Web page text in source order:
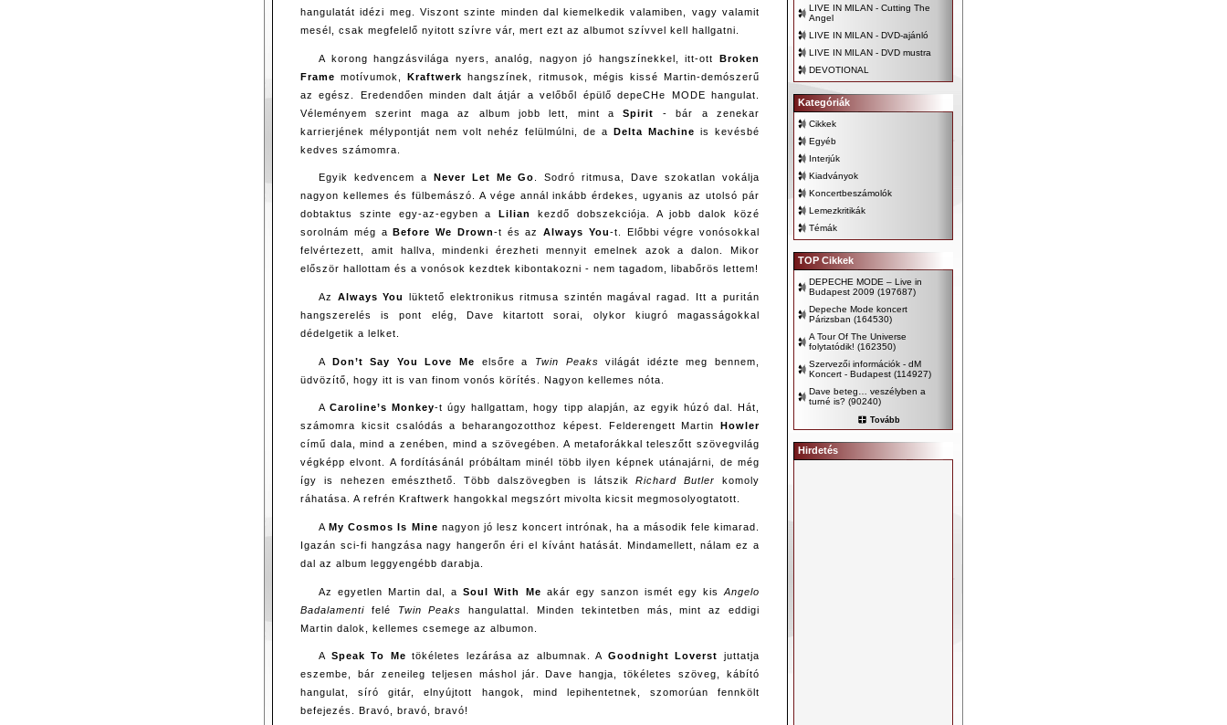
hangulatát idézi meg. Viszont szinte minden dal kiemelkedik valamiben, vagy valamit
mesél, csak megfelelő nyitott szívre vár, mert ezt az albumot szívvel kell hallgatni.
A korong hangzásvilága nyers, analóg, nagyon jó hangszínekkel, itt-ott Broken
Frame motívumok,Kraftwerk hangszínek, ritmusok, mégis kissé Martin-demószerű
az egész. Eredendően minden dalt átjár a velőből épülő depeCHe MODE hangulat.
Véleményem szerint maga az album jobb lett, mint aSpirit
- bár a zenekar
karrierjének mélypontját nem volt nehéz felülmúlni, de a Delta Machine is kevésbé
kedves számomra.
Egyik kedvencem a Never Let Me Go
. Sodró ritmusa, Dave szokatlan vokálja
nagyon kellemes és fülbemászó. A vége annál inkább érdekes, ugyanis az utolsó pár
dobtaktus szinte egy-az-egyben a
Lilian
kezdő dobszekciója. A jobb dalok közé
sorolnám még a
Before We Drown-t és az Always You-t. Előbbi végre vonósokkal
felvértezett, amit hallva, mindenki érezheti mennyit emelnek azok a dalon. Mikor
először hallottam és a vonósok kezdtek kibontakozni - nem tagadom, libabőrös lettem!
Az Always You
lüktető elektronikus ritmusa szintén magával ragad. Itt a puritán
hangszerelés is pont elég, Dave kitartott sorai, olykor kiugró magasságokkal
dédelgetik a lelket.
A Don’t Say You Love Me elsőre a Twin Peaks világát idézte meg bennem,
üdvözítő, hogy itt is van finom vonós körítés. Nagyon kellemes nóta.
ACaroline’s Monkey-t úgy hallgattam, hogy tipp alapján, az egyik húzó dal. Hát,
számomra kicsit csalódás a beharangozotthoz képest. Felderengett Martin
Howler
című dala, mind a zenében, mind a szövegében. A metaforákkal teleszőtt szövegvilág
végképp elvont. A fordításánál próbáltam minél több ilyen képnek utánajárni, de még
így is nehezen emészthető. Több dalszövegben is látszikRichard Butler
komoly
ráhatása. A refrén Kraftwerk hangokkal megszórt mivolta kicsit megmosolyogtatott.
AMy Cosmos Is Mine nagyon jó lesz koncert intrónak, ha a második fele kimarad.
Igazán sci-fi hangzása nagy hangerőn éri el kívánt hatását. Mindamellett, nálam ez a
dal az album leggyengébb darabja.
Az egyetlen Martin dal, aSoul With Me akár egy sanzon ismét egy kisAngelo
Badalamenti felé Twin Peaks
hangulattal. Minden tekintetben más, mint az eddigi
Martin dalok, kellemes csemege az albumon.
A Speak To Me tökéletes lezárása az albumnak. A Goodnight Loverst
juttatja
eszembe, bár zeneileg teljesen máshol jár. Dave hangja, tökéletes szöveg, kábító
hangulat, síró gitár, elnyújtott hangok, mind lepihentetnek, szomorúan fennkölt
befejezés. Bravó, bravó, bravó!
LIVE IN MILAN - Cutting The
Angel
LIVE IN MILAN - DVD-ajánló
LIVE IN MILAN - DVD mustra
DEVOTIONAL
Kategóriák
Cikkek
Egyéb
Interjúk
Kiadványok
Koncertbeszámolók
Lemezkritikák
Témák
TOP Cikkek
DEPECHE MODE – Live in
Budapest 2009 (197687)
Depeche Mode koncert
Párizsban (164530)
A Tour Of The Universe
folytatódik! (162350)
Szervezői információk - dM
Koncert - Budapest (114927)
Dave beteg… veszélyben a
turné is? (90240)
Tovább
Hirdetés